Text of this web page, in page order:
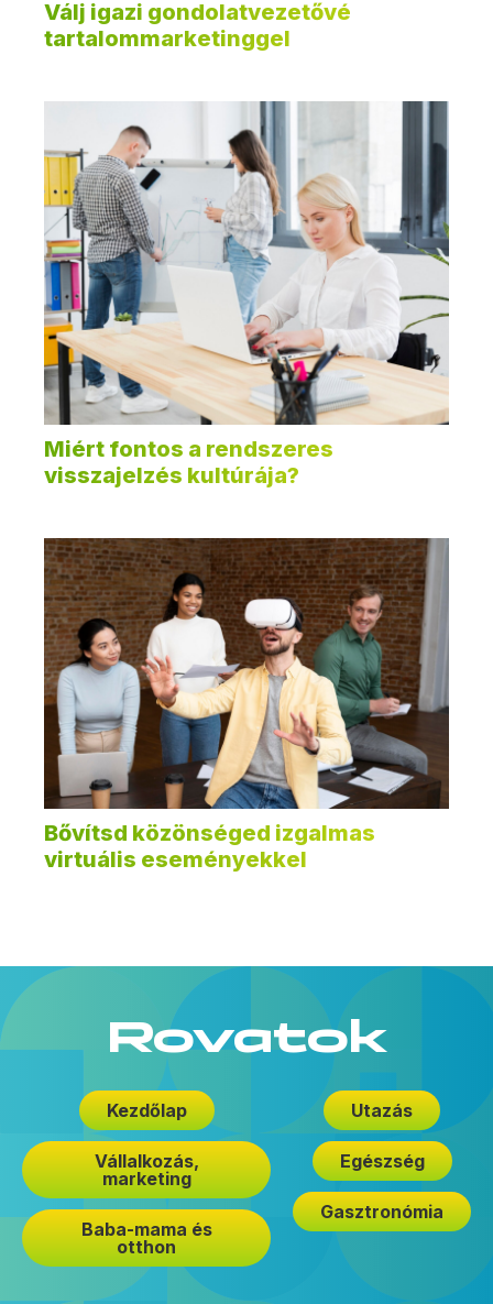
Válj igazi gondolatvezetővé
tartalommarketinggel
Miért fontos a rendszeres
visszajelzés kultúrája?
Bővítsd közönséged izgalmas
virtuális eseményekkel
Rovatok
Kezdőlap
Vállalkozás,
marketing
Baba-mama és
otthon
Utazás
Egészség
Gasztronómia